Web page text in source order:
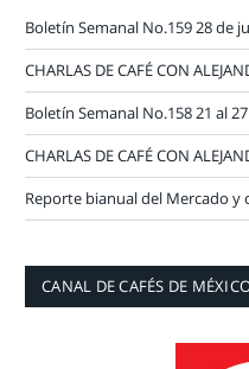
Boletín Semanal No.159 28 de
CHARLAS DE CAFÉ CON
Boletín Semanal No.158 21 al
CHARLAS DE CAFÉ CON
Reporte bianual del Mercado y
CANAL DE CAFÉS DE